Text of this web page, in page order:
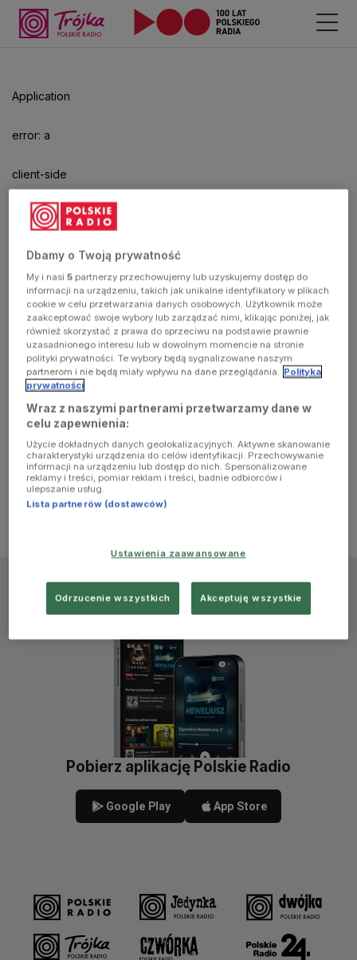
Application
error: a
client-side
exception
has
occurred
(see the
browser
console for
more
information)
aby
odtwarzać.
Pobierz aplikację Polskie Radio
Google Play App Store
Dbamy o Twoją prywatność
My i nasi5 partnerzy przechowujemy lub uzyskujemy dostęp do
informacji na urządzeniu, takich jak unikalne identyfikatory w plikach
cookie w celu przetwarzania danych osobowych. Użytkownik może
zaakceptować swoje wybory lub zarządzać nimi, klikając poniżej, jak
również skorzystać z prawa do sprzeciwu na podstawie prawnie
uzasadnionego interesu lub w dowolnym momencie na stronie
polityki prywatności. Te wybory będą sygnalizowane naszym
partnerom i nie będą miały wpływu na dane przeglądania. Polityka
prywatności
Wraz z naszymi partnerami przetwarzamy dane w
celu zapewnienia:
Użycie dokładnych danych geolokalizacyjnych. Aktywne skanowanie
charakterystyki urządzenia do celów identyfikacji. Przechowywanie
informacji na urządzeniu lub dostęp do nich. Spersonalizowane
reklamy i treści, pomiar reklam i treści, badnie odbiorców i
ulepszanie usług.
Lista partnerów (dostawców)
Ustawienia zaawansowane
Odrzucenie wszystkich Akceptuję wszystkie